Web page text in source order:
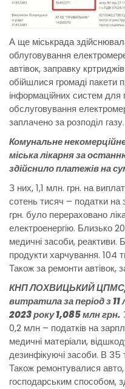
А ще міськрада
облуговування
автівок, заправку
обійшлися громаді пакети
інформаційних систем для
обслуговування
заплачено за розподіл газу.
Комунальне
міська лікарня за
здійснило платежів на
З них, 1,1 млн. грн. на
сотень тисяч – податки
грн. було перераховано
електроенергію. Близько
медичні засоби, реактиви.
продукти харчування. 104
Також за ремонти автівок,
КНП ЛОХВИЦЬКИЙ
витратила за період з
2023 року 1,085 млн грн.
0,2 млн – податків на
медичні матеріали,
дезинфікуючі засоби. В 35
Також ремонтувалися
господарським способом,